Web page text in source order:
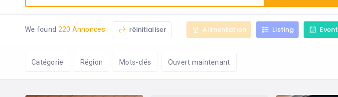
We found 220 Annonces réinitialiser Alimentation Listing Event
Catégorie Région Mots-clés Ouvert maintenant